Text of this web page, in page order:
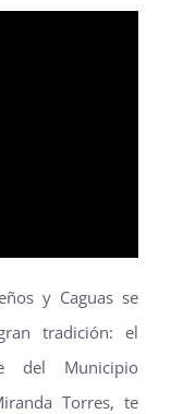
y Caguas se
tradición: el
del Municipio
Torres, te